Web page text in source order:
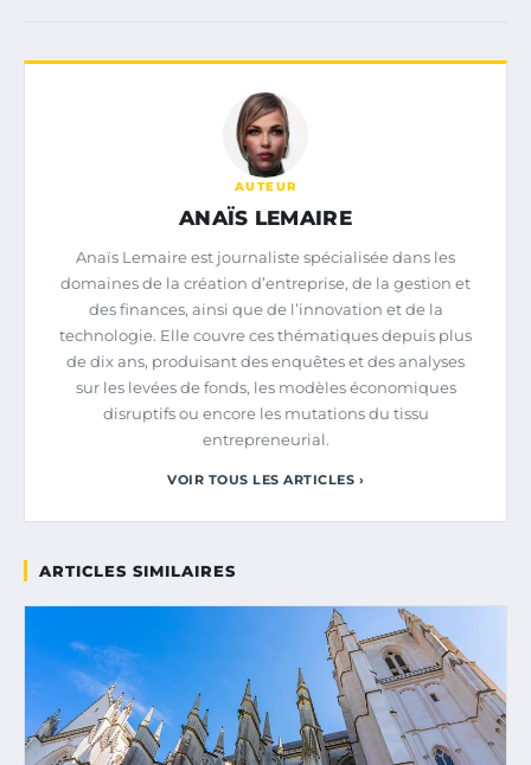
AUTEUR
ANAÏS LEMAIRE
Anaïs Lemaire est journaliste spécialisée dans les
domaines de la création d’entreprise, de la gestion et
des finances, ainsi que de l’innovation et de la
technologie. Elle couvre ces thématiques depuis plus
de dix ans, produisant des enquêtes et des analyses
sur les levées de fonds, les modèles économiques
disruptifs ou encore les mutations du tissu
entrepreneurial.
VOIR TOUS LES ARTICLES ›
ARTICLES SIMILAIRES